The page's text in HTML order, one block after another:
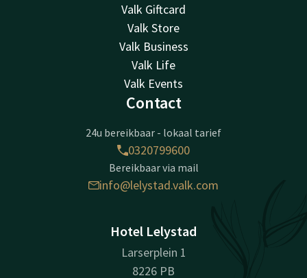
Valk Giftcard
Valk Store
Valk Business
Valk Life
Valk Events
Contact
24u bereikbaar - lokaal tarief
0320799600
Bereikbaar via mail
info@lelystad.valk.com
Hotel Lelystad
Larserplein 1
8226 PB